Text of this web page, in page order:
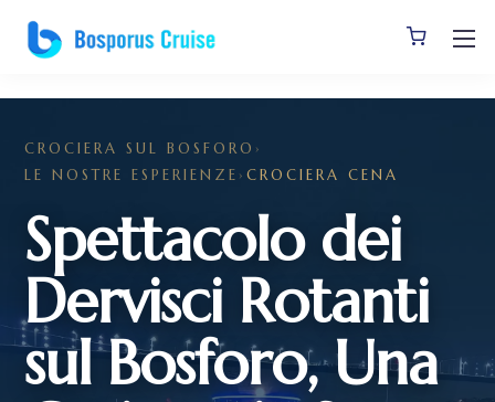
CROCIERA SUL BOSFORO ›
LE NOSTRE ESPERIENZE › CROCIERA CENA
Spettacolo dei
Dervisci Rotanti
sul Bosforo, Una